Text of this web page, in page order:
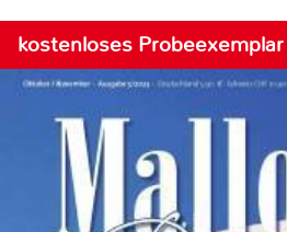
kostenloses Probeexemplar